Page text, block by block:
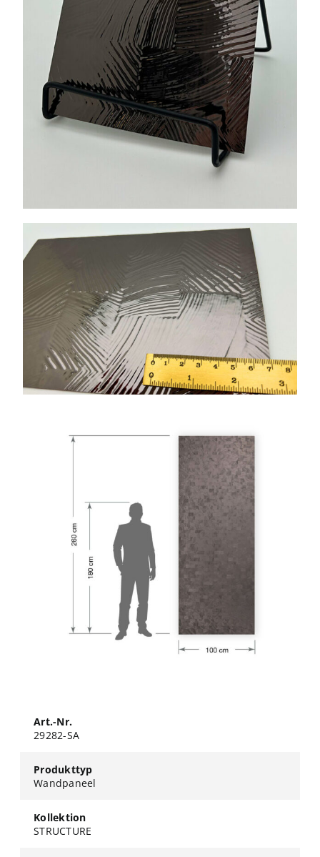
Art.-Nr.
29282-SA
Produkttyp
Wandpaneel
Kollektion
STRUCTURE